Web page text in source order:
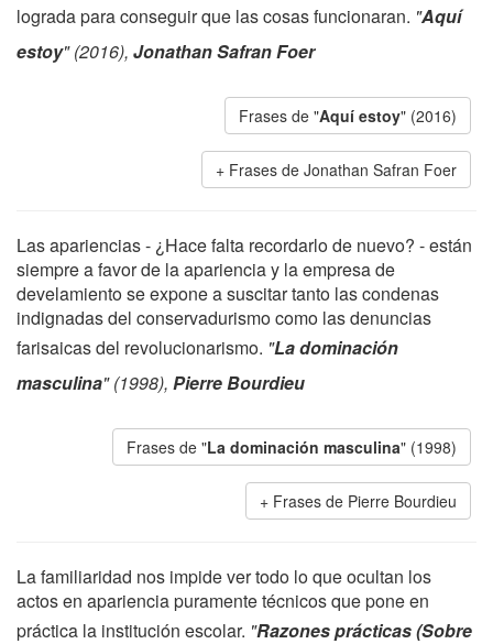
lograda para conseguir que las cosas funcionaran. "Aquí
estoy" (2016), Jonathan Safran Foer
Frases de "Aquí estoy" (2016)
Frases de Jonathan Safran Foer
Las apariencias - ¿Hace falta recordarlo de nuevo? - están
siempre a favor de la apariencia y la empresa de
develamiento se expone a suscitar tanto las condenas
indignadas del conservadurismo como las denuncias
farisaicas del revolucionarismo. "La dominación
masculina" (1998), Pierre Bourdieu
Frases de "La dominación masculina" (1998)
Frases de Pierre Bourdieu
La familiaridad nos impide ver todo lo que ocultan los
actos en apariencia puramente técnicos que pone en
práctica la institución escolar. "Razones prácticas (Sobre